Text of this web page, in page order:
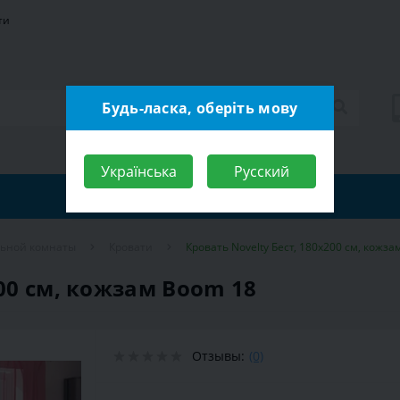
Кровать Novelty Бест, 180х200 см,
см, кожзам Boom 18
Отзывы: (0)
Будь-ласка, оберіть мову
Українська Русский